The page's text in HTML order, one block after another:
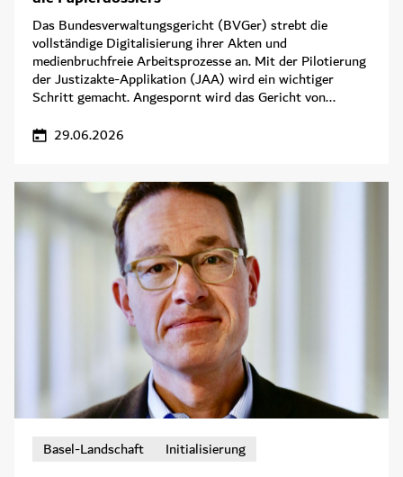
Das Bundesverwaltungsgericht (BVGer) strebt die
vollständige Digitalisierung ihrer Akten und
medienbruchfreie Arbeitsprozesse an. Mit der Pilotierung
der Justizakte-Applikation (JAA) wird ein wichtiger
Schritt gemacht. Angespornt wird das Gericht von...
29.06.2026
Basel-Landschaft Initialisierung